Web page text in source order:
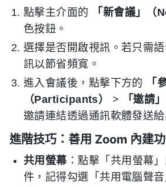
點擊主介面的
「新會議」（
色按鈕。
選擇是否開啟視訊。若只需
訊以節省頻寬。
進入會議後，點擊下方的
「
（Participants）
> 「邀請
邀請連結透過通訊軟體發送給
進階技巧：善用 Zoom 內建
共用螢幕：點擊「共用螢幕
件，記得勾選「共用電腦聲